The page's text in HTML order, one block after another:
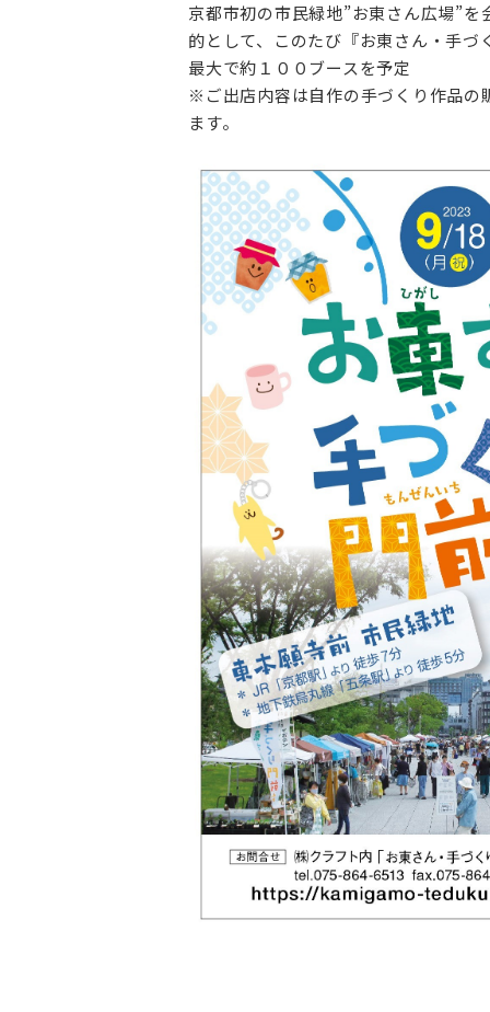
京都市初の市民緑地”お東さん広場”
的として、このたび『お東さん・手
最大で約１００ブースを予定
※ご出店内容は自作の手づくり作品の
ます。